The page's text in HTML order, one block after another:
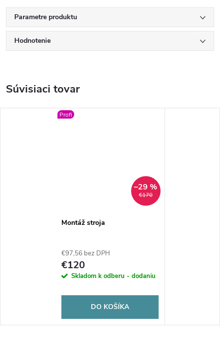
Parametre produktu
Hodnotenie
Súvisiaci tovar
Profi
€170
–29 %
Montáž stroja
€97,56 bez DPH
€120
Skladom k odberu - dodaniu
DO KOŠÍKA